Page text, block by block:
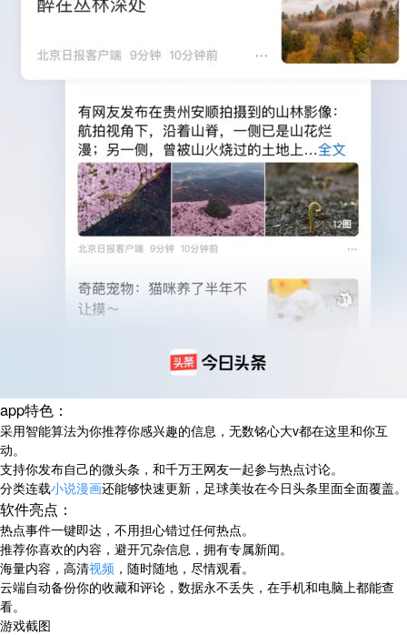
app特色：
采用智能算法为你推荐你感兴趣的信息，无数铭心大v都在这里和你互
动。
支持你发布自己的微头条，和千万王网友一起参与热点讨论。
分类连载小说漫画还能够快速更新，足球美妆在今日头条里面全面覆盖。
软件亮点：
热点事件一键即达，不用担心错过任何热点。
推荐你喜欢的内容，避开冗杂信息，拥有专属新闻。
海量内容，高清视频 ，随时随地，尽情观看。
云端自动备份你的收藏和评论，数据永不丢失，在手机和电脑上都能查
看。
游戏截图